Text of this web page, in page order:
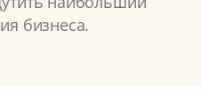
бизнеса.